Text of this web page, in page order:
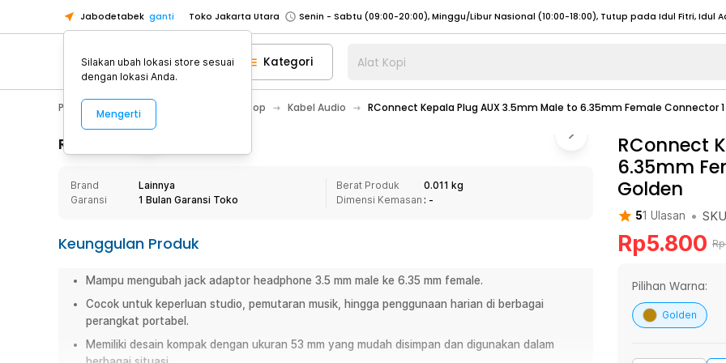
Jabodetabek ganti Toko Jakarta Utara
Toko Tangerang
Toko Cikupa
Pick n Go Jakarta Barat
Senin - Jumat (07:00 - 20:00), Sabtu - Minggu (08:00 - 20:00), Tutup pada Idul Fitri
Pick n Go Bekasi
Senin - Jumat (08:00 - 20:00), Sabtu - Minggu/ Libur Nasional (08:00 - 17:00) Selengkapnya
Senin - Jumat (08:00 - 20:00), Sabtu - Minggu/ Libur Nasional (08:00 - 17:00) Selengkapnya
Senin - Sabtu (09:00-20:00), Minggu/Libur Nasional (12:00-20:00), Tutup pada Idul Fitri
Senin - Sabtu (09:00-20:00), Minggu/Libur Nasional (12:00-20:00), Tutup pada Idul Fitri
Toko Tangerang
Pick n Go Jakarta Barat
Senin - Jumat (07:00 - 20:00), Sabtu - Minggu (08:00 - 20:00), Tutup pada Idul Fitri
Pick n Go Bekasi
Senin - Jumat (08:00 - 20:00), Sabtu - Minggu/ Libur Nasional (08:00 - 17:00) Selengkapnya
Kategori Alat Kopi
PC & Laptop Kabel Komputer / Laptop Kabel Audio RConnect Kepala Plug AUX 3.5mm Male to 6.35mm Female Connector 1
Rincian Produk
Brand
Lainnya
Garansi
1 Bulan Garansi Toko
Berat Produk
0.011 kg
Dimensi Kemasan : -
Keunggulan Produk
Mampu mengubah jack adaptor headphone 3.5 mm male ke 6.35 mm female.
Cocok untuk keperluan studio, pemutaran musik, hingga penggunaan harian di berbagai
perangkat portabel.
Memiliki desain kompak dengan ukuran 53 mm yang mudah disimpan dan digunakan dalam
RConnect
6.35mm
Golden
51 Ulasan • SKU
Rp5.800 Rp
Pilihan Warna:
Golden
Silakan ubah lokasi store sesuai
dengan lokasi Anda.
Mengerti